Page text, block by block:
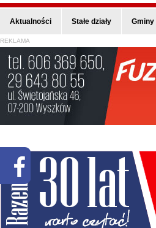
Aktualności Stałe działy Gminy
REKLAMA